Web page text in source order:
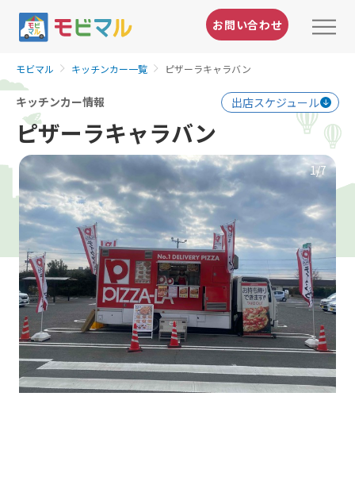
お問い合わせ
モビマル キッチンカー一覧 ピザーラキャラバン
キッチンカー情報 出店スケジュール
ピザーラキャラバン
1/7